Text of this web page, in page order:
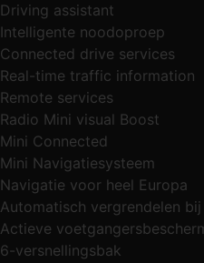
Driving assistant
Intelligente noodoproep
Connected drive services
Real-time traffic information
Remote services
Radio Mini visual Boost
Mini Connected
Mini Navigatiesysteem
Navigatie voor heel Europa
Automatisch vergrendelen
Actieve
6-versnellingsbak